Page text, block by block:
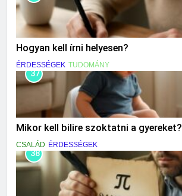
Hogyan kell írni helyesen?
ÉRDESSÉGEK TUDOMÁNY
37
Mikor kell bilire szoktatni a gyereket?
CSALÁD ÉRDESSÉGEK
38